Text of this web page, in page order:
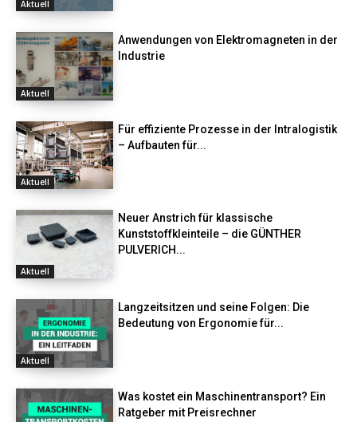
Aktuell
Aktuell
Anwendungen von Elektromagneten in der
Industrie
Aktuell
Für effiziente Prozesse in der Intralogistik
– Aufbauten für...
Aktuell
Neuer Anstrich für klassische
Kunststoffkleinteile – die GÜNTHER
PULVERICH...
Aktuell
Langzeitsitzen und seine Folgen: Die
Bedeutung von Ergonomie für...
Was kostet ein Maschinentransport? Ein
Ratgeber mit Preisrechner